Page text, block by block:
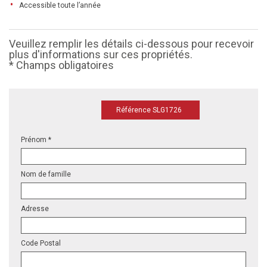
Accessible toute l’année
Veuillez remplir les détails ci-dessous pour recevoir
plus d'informations sur ces propriétés.
* Champs obligatoires
Référence SLG1726
Prénom *
Nom de famille
Adresse
Code Postal